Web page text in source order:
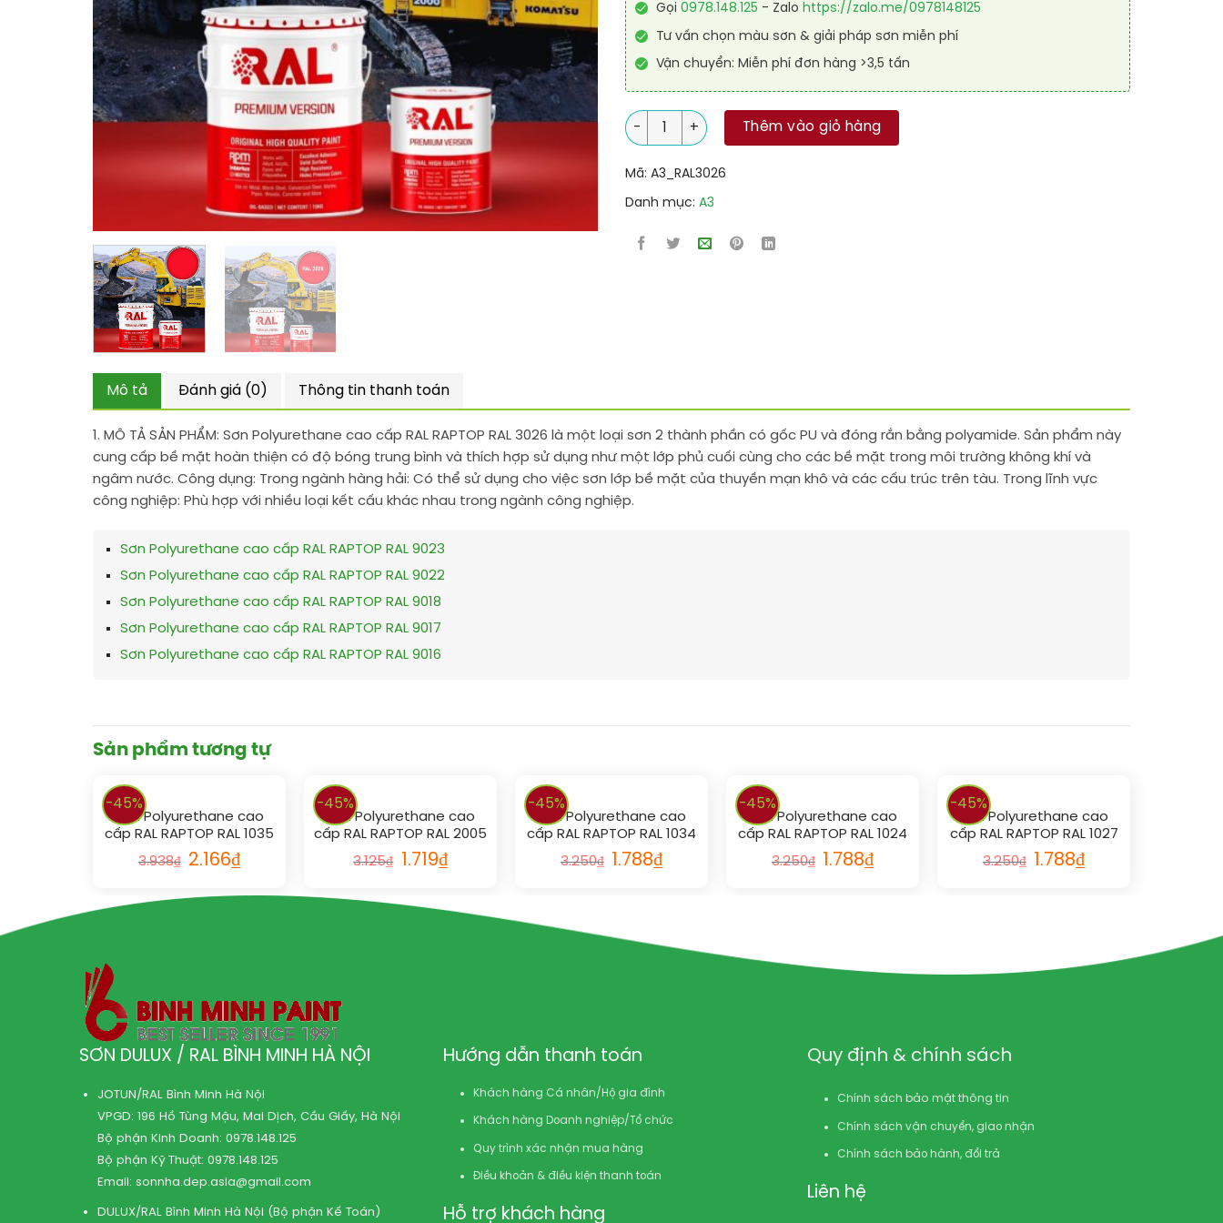
Gọi 0978.148.125 - Zalo https://zalo.me/0978148125
Tư vấn chọn màu sơn & giải pháp sơn miễn phí
Vận chuyển: Miễn phí đơn hàng >3,5 tấn
Sơn Polyurethane cao cấp RAL RAPTOP RAL 3026 số lượng
Thêm vào giỏ hàng
Mã: A3_RAL3026
Danh mục: A3
Mô tả Đánh giá (0) Thông tin thanh toán
1. MÔ TẢ SẢN PHẨM: Sơn Polyurethane cao cấp RAL RAPTOP RAL 3026 là một loại sơn 2 thành phần có gốc PU và đóng rắn bằng polyamide. Sản phẩm này
cung cấp bề mặt hoàn thiện có độ bóng trung bình và thích hợp sử dụng như một lớp phủ cuối cùng cho các bề mặt trong môi trường không khí và
ngâm nước. Công dụng: Trong ngành hàng hải: Có thể sử dụng cho việc sơn lớp bề mặt của thuyền mạn khô và các cấu trúc trên tàu. Trong lĩnh vực
công nghiệp: Phù hợp với nhiều loại kết cấu khác nhau trong ngành công nghiệp.
Sơn Polyurethane cao cấp RAL RAPTOP RAL 9023
Sơn Polyurethane cao cấp RAL RAPTOP RAL 9022
Sơn Polyurethane cao cấp RAL RAPTOP RAL 9018
Sơn Polyurethane cao cấp RAL RAPTOP RAL 9017
Sơn Polyurethane cao cấp RAL RAPTOP RAL 9016
Sản phẩm tương tự
-45%
Sơn Polyurethane cao
cấp RAL RAPTOP RAL 1035
3.938₫ 2.166₫
-45%
Sơn Polyurethane cao
cấp RAL RAPTOP RAL 2005
3.125₫ 1.719₫
-45%
Sơn Polyurethane cao
cấp RAL RAPTOP RAL 1034
3.250₫ 1.788₫
-45%
Sơn Polyurethane cao
cấp RAL RAPTOP RAL 1024
3.250₫ 1.788₫
-45%
Sơn Polyurethane cao
cấp RAL RAPTOP RAL 1027
3.250₫ 1.788₫
SƠN DULUX / RAL BÌNH MINH HÀ NỘI
JOTUN/RAL Bình Minh Hà Nội
VPGD: 196 Hồ Tùng Mậu, Mai Dịch, Cầu Giấy, Hà Nội
Bộ phận Kinh Doanh:0978.148.125
Bộ phận Kỹ Thuật:0978.148.125
Email: sonnha.dep.asia@gmail.com
DULUX/RAL Bình Minh Hà Nội (Bộ phận Kế Toán)
Hướng dẫn thanh toán
Khách hàng Cá nhân/Hộ gia đình
Khách hàng Doanh nghiệp/Tổ chức
Quy trình xác nhận mua hàng
Điều khoản & điều kiện thanh toán
Hỗ trợ khách hàng
Quy định & chính sách
Chính sách bảo mật thông tin
Chính sách vận chuyển, giao nhận
Chính sách bảo hành, đổi trả
Liên hệ